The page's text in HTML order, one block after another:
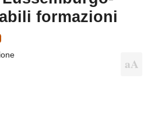
formazioni